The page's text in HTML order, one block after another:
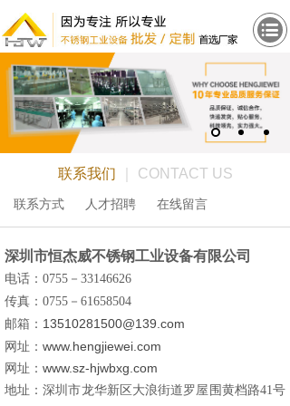
联系我们 ｜ CONTACT US
联系方式 人才招聘 在线留言
深圳市恒杰威不锈钢工业设备有限公司
电话：0755－33146626
传真：0755－61658504
邮箱： 13510281500@139.com
网址： www.hengjiewei.com
网址： www.sz-hjwbxg.com
地址：深圳市龙华新区大浪街道罗屋围黄档路41号